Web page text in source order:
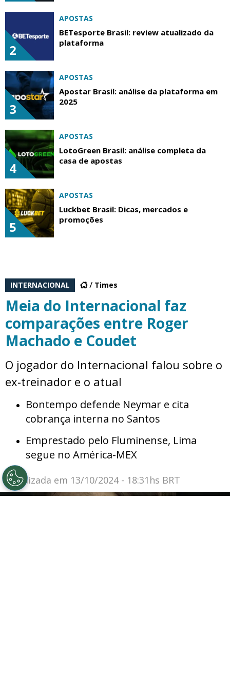
2
APOSTAS
BETesporte Brasil: review atualizado da
plataforma
3
APOSTAS
Apostar Brasil: análise da plataforma em
2025
4
APOSTAS
LotoGreen Brasil: análise completa da
casa de apostas
5
APOSTAS
Luckbet Brasil: Dicas, mercados e
promoções
INTERNACIONAL Times
Meia do Internacional faz
comparações entre Roger
Machado e Coudet
O jogador do Internacional falou sobre o
ex-treinador e o atual
Bontempo defende Neymar e cita
cobrança interna no Santos
Emprestado pelo Fluminense, Lima
segue no América-MEX
Atualizada em 13/10/2024 - 18:31hs BRT